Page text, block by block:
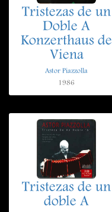
Tristezas de un
Doble A
Konzerthaus de
Viena
Astor Piazzolla
1986
Tristezas de un
doble A